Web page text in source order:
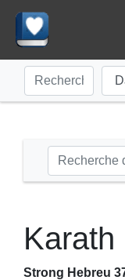
Karath
Strong Hebreu